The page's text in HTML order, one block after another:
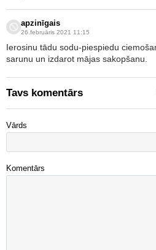
apzinīgais
26.februāris 2021 11:15
Ierosinu tādu sodu-piespiedu
sarunu un izdarot mājas sakopšanu.
Tavs komentārs
Vārds
Komentārs